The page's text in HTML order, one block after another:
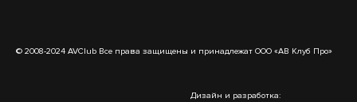
© 2008-2024 AVClub Все права защищены и принадлежат ООО «АВ Клуб Про»
Дизайн и разработка: